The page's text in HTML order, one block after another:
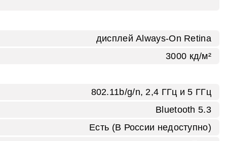
дисплей Always-On Retina
3000 кд/ м²
802.11b/g/n, 2,4 ГГц и 5 ГГц
Bluetooth 5.3
Есть (В России недоступно)